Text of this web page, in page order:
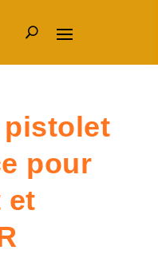
pistolet
pour
et